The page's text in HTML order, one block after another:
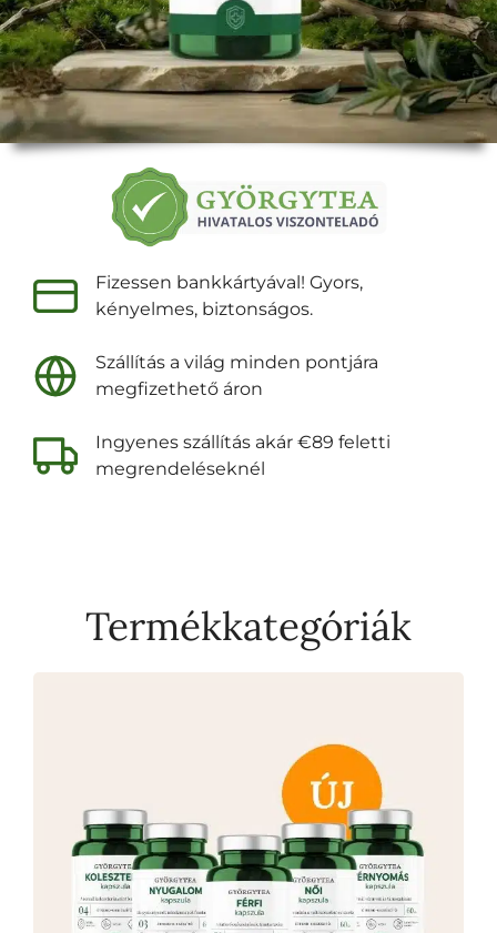
Fizessen bankkártyával! Gyors,
kényelmes, biztonságos.
Szállítás a világ minden pontjára
megfizethető áron
Ingyenes szállítás akár €89 feletti
megrendeléseknél
Termékkategóriák